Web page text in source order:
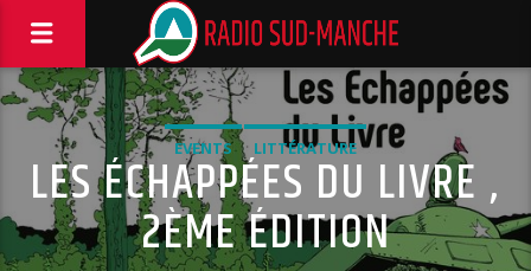
EVENTS LITTÉRATURE
LES ÉCHAPPÉES DU LIVRE ,
2ÈME ÉDITION